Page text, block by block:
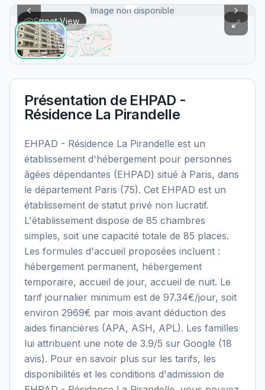
Image non disponible
Street View
Présentation de EHPAD -
Résidence La Pirandelle
EHPAD - Résidence La Pirandelle est un
établissement d'hébergement pour personnes
âgées dépendantes (EHPAD) situé à Paris, dans
le département Paris (75). Cet EHPAD est un
établissement de statut privé non lucratif.
L'établissement dispose de 85 chambres
simples, soit une capacité totale de 85 places.
Les formules d'accueil proposées incluent :
hébergement permanent, hébergement
temporaire, accueil de jour, accueil de nuit. Le
tarif journalier minimum est de 97.34€/jour, soit
environ 2969€ par mois avant déduction des
aides financières (APA, ASH, APL). Les familles
lui attribuent une note de 3.9/5 sur Google (18
avis). Pour en savoir plus sur les tarifs, les
disponibilités et les conditions d'admission de